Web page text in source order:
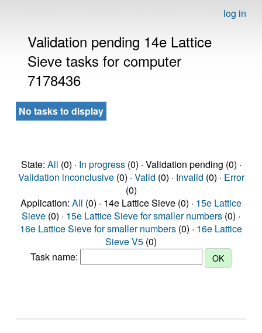
log in
Validation pending 14e Lattice
Sieve tasks for computer
7178436
No tasks to display
State: All (0) · In progress(0) · Validation pending (0) ·
Validation inconclusive(0) · Valid (0) · Invalid (0) · Error
(0)
Application: All (0) · 14e Lattice Sieve (0) · 15e Lattice
Sieve (0) · 15e Lattice Sieve for smaller numbers (0) ·
16e Lattice Sieve for smaller numbers (0) · 16e Lattice
Sieve V5 (0)
Task name: